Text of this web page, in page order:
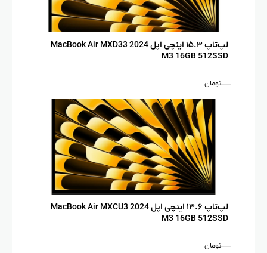
لپ‌تاپ ۱۵.۳ اینچی اپل MacBook Air MXD33 2024
M3 16GB 512SSD
—تومان
لپ‌تاپ ۱۳.۶ اینچی اپل MacBook Air MXCU3 2024
M3 16GB 512SSD
—تومان